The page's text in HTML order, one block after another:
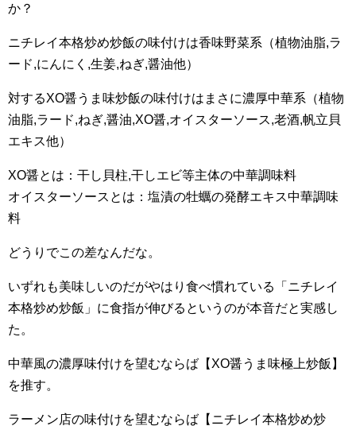
か？
ニチレイ本格炒め炒飯の味付けは香味野菜系（植物油脂,ラ
ード,にんにく,生姜,ねぎ,醤油他）
対するXO醤うま味炒飯の味付けはまさに濃厚中華系（植物
油脂,ラード,ねぎ,醤油,XO醤,オイスターソース,老酒,帆立貝
エキス他）
XO醤とは：干し貝柱,干しエビ等主体の中華調味料
オイスターソースとは：塩漬の牡蠣の発酵エキス中華調味
料
どうりでこの差なんだな。
いずれも美味しいのだがやはり食べ慣れている「ニチレイ
本格炒め炒飯」に食指が伸びるというのが本音だと実感し
た。
中華風の濃厚味付けを望むならば【XO醤うま味極上炒飯】
を推す。
ラーメン店の味付けを望むならば【ニチレイ本格炒め炒